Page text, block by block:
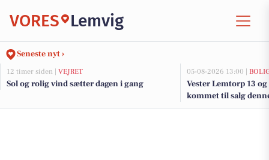
VORES Lemvig
Seneste nyt ›
12 timer siden | VEJRET
Sol og rolig vind sætter dagen i gang
05-08-2026 13:00 |
Vester Lemtorp 13
kommet til salg
boligerne her.